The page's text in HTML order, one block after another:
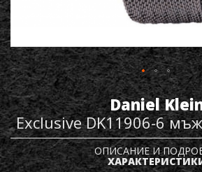
Daniel
Exclusive DK11906-6
ОПИСАНИЕ И